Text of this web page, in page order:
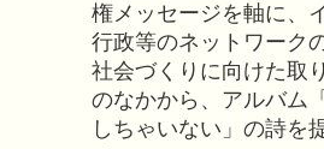
権メッセージを軸に、
行政等のネットワーク
社会づくりに向けた取
のなかから、アルバム
しちゃいない」の詩を